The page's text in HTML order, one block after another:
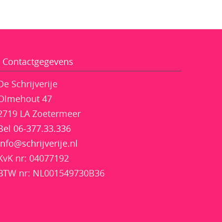
Contactgegevens
Schrijverije
47
LA Zoetermeer
06-377.33.336
nr: 04077192
nr: NL001549730B36